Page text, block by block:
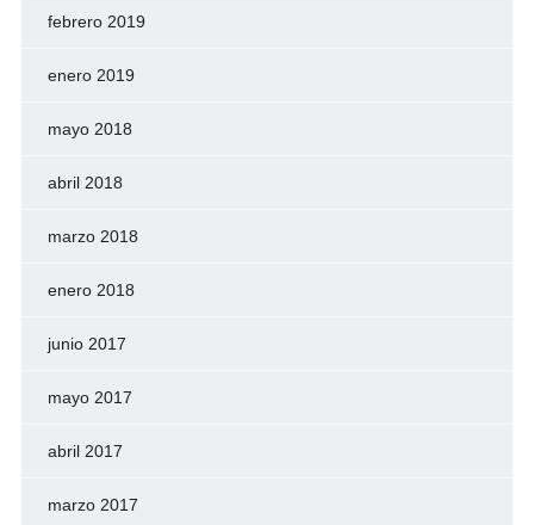
febrero 2019
enero 2019
mayo 2018
abril 2018
marzo 2018
enero 2018
junio 2017
mayo 2017
abril 2017
marzo 2017